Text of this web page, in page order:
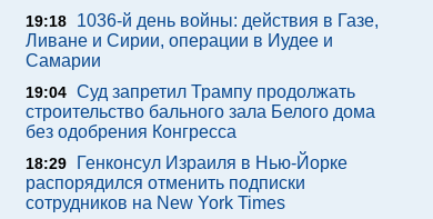
19:18
1036-й день войны: действия в Газе,
Ливане и Сирии, операции в Иудее и
Самарии
19:04 Суд запретил Трампу продолжать
строительство бального зала Белого дома
без одобрения Конгресса
18:29
Генконсул Израиля в Нью-Йорке
распорядился отменить подписки
сотрудников на New York Times